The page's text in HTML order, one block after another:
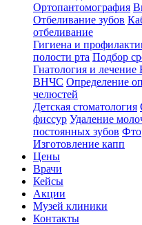
Ортопантомография
Отбеливание зубов
отбеливание
Гигиена и
полости рта Подбор
Гнатология и
ВНЧС Определение
челюстей
Детская стоматология
фиссур Удаление
постоянных зубов
Изготовление капп
Цены
Врачи
Кейсы
Акции
Музей клиники
Контакты